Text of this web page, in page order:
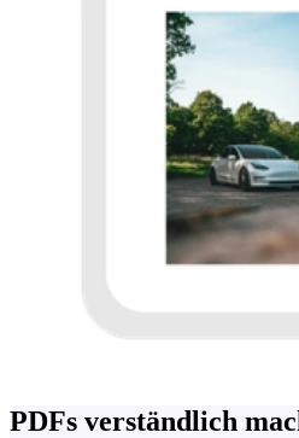
PDFs verständlich